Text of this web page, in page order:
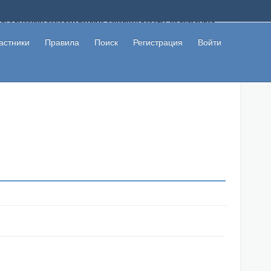
с высоким доходом помимо основной работы, не вкладывая
не попались на развод. Вы сможете начать зарабатывать
Правила Поиск Регистрация Войти